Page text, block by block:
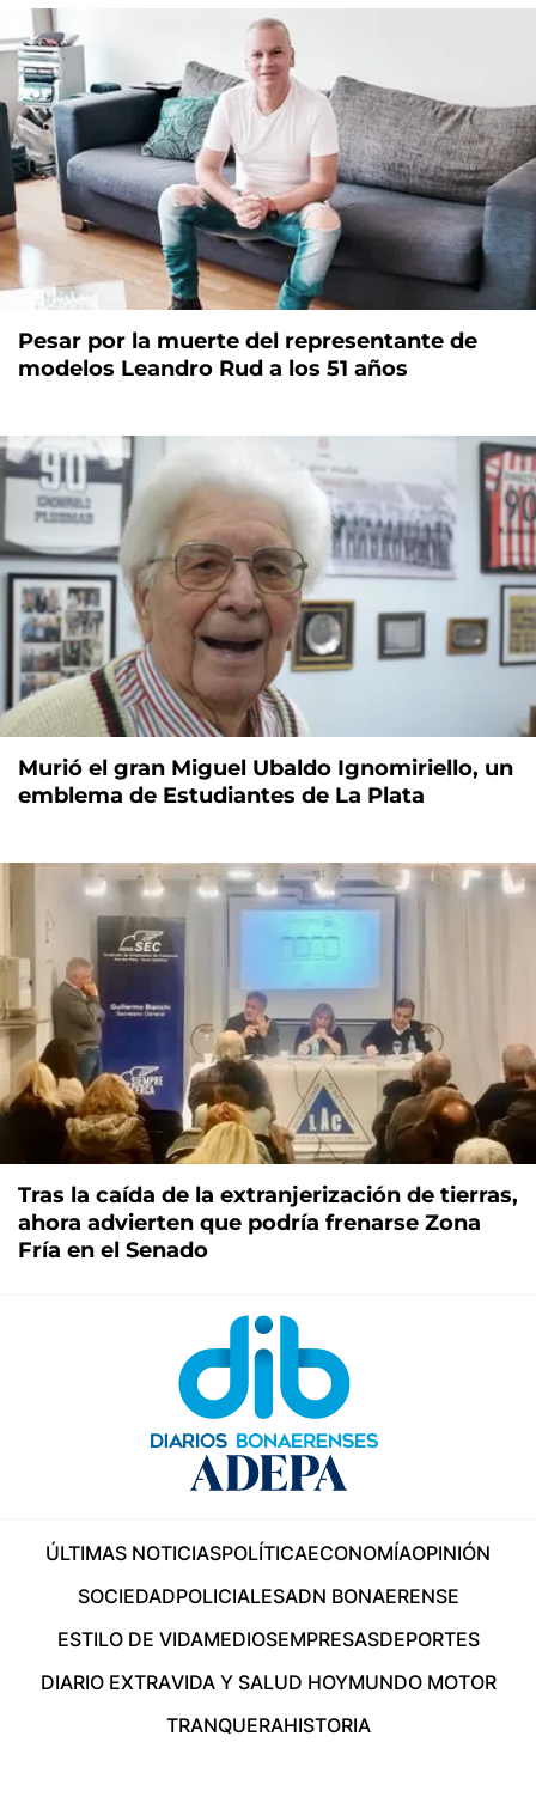
Pesar por la muerte del representante de
modelos Leandro Rud a los 51 años
Murió el gran Miguel Ubaldo Ignomiriello, un
emblema de Estudiantes de La Plata
Tras la caída de la extranjerización de tierras,
ahora advierten que podría frenarse Zona
Fría en el Senado
ÚLTIMAS NOTICIASPOLÍTICAECONOMÍAOPINIÓN
SOCIEDADPOLICIALESADN BONAERENSE
ESTILO DE VIDAMEDIOSEMPRESASDEPORTES
DIARIO EXTRAVIDA Y SALUD HOYMUNDO MOTOR
TRANQUERAHISTORIA